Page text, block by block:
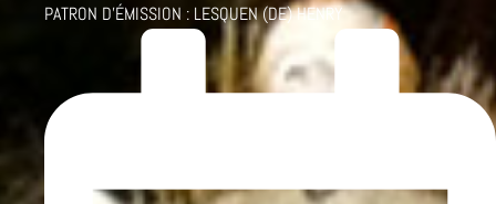
PATRON D'ÉMISSION : LESQUEN (DE) HENRY